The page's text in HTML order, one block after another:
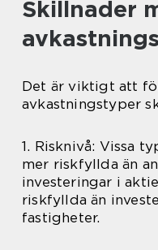
Skillnader
Det är viktigt att
avkastningstyper
1. Risknivå: Vissa
mer riskfyllda än
investeringar i
riskfyllda än
fastigheter.